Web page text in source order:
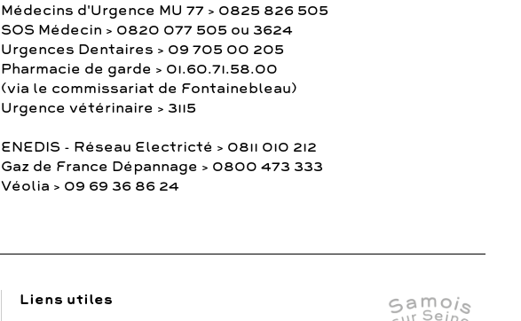
Médecins d'Urgence MU 77 > 0825 826 505
SOS Médecin > 0820 077 505 ou 3624
Urgences Dentaires > 09 705 00 205
Pharmacie de garde > 01.60.71.58.00
(via le commissariat de Fontainebleau)
Urgence vétérinaire > 3115
ENEDIS - Réseau Electricté > 0811 010 212
Gaz de France Dépannage > 0800 473 333
Véolia > 09 69 36 86 24
Liens utiles